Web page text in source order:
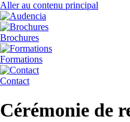
Aller au contenu principal
Brochures
Formations
Contact
Cérémonie de